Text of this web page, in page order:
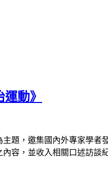
動》
，邀集國內外專家學者
容，並收入相關口述訪